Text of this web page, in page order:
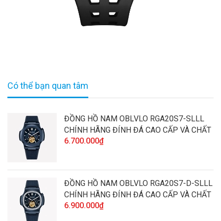
Có thể bạn quan tâm
ĐỒNG HỒ NAM OBLVLO RGA20S7-SLLL
CHÍNH HÃNG ĐÍNH ĐÁ CAO CẤP VÀ CHẤT
LƯỢNG
6.700.000₫
ĐỒNG HỒ NAM OBLVLO RGA20S7-D-SLLL
CHÍNH HÃNG ĐÍNH ĐÁ CAO CẤP VÀ CHẤT
LƯỢNG
6.900.000₫